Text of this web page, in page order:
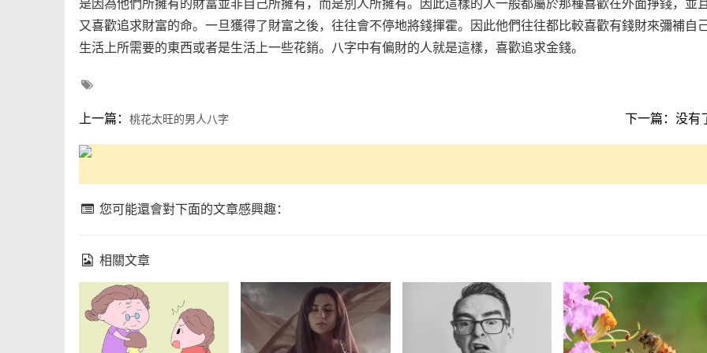
是因為他們所擁有的財富並非自己所擁有，而是別人所擁有。因此這樣的人一般都屬於那種喜歡在外面掙錢，並且
又喜歡追求財富的命。一旦獲得了財富之後，往往會不停地將錢揮霍。因此他們往往都比較喜歡有錢財來彌補自
生活上所需要的東西或者是生活上一些花銷。八字中有偏財的人就是這樣，喜歡追求金錢。
上一篇： 桃花太旺的男人八字 下一篇：没有
您可能還會對下面的文章感興趣：
相關文章